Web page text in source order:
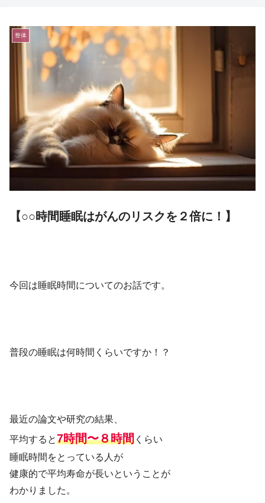
整体
【○○時間睡眠はがんのリスクを２倍に！】
今回は睡眠時間についてのお話です。
普段の睡眠は何時間くらいですか！？
最近の論文や研究の結果、
平均すると7時間〜８時間 くらい
睡眠時間をとっている人が
健康的で平均寿命が長いということが
わかりました。